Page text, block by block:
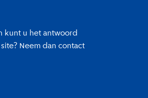
kunt u het antwoord
Neem dan contact